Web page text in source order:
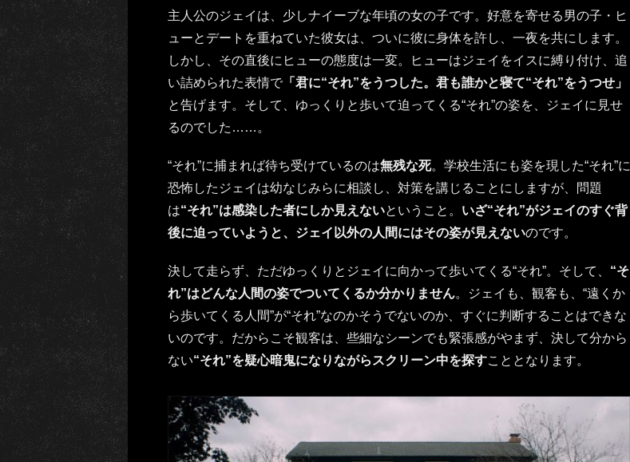
主人公のジェイは、少しナイーブな年頃の女の子です。好意を寄せる男の子・ヒ
ューとデートを重ねていた彼女は、ついに彼に身体を許し、一夜を共にします。
しかし、その直後にヒューの態度は一変。ヒューはジェイをイスに縛り付け、追
い詰められた表情で「君に“それ”をうつした。君も誰かと寝て“それ”をうつせ」
と告げます。そして、ゆっくりと歩いて迫ってくる“それ”の姿を、ジェイに見せ
るのでした……。
“それ”に捕まれば待ち受けているのは無残な死。学校生活にも姿を現した“それ”に
恐怖したジェイは幼なじみらに相談し、対策を講じることにしますが、問題
は“それ”は感染した者にしか見えないということ。 いざ“それ”がジェイのすぐ背
後に迫っていようと、ジェイ以外の人間にはその姿が見えないのです。
決して走らず、ただゆっくりとジェイに向かって歩いてくる“それ”。そして、 “そ
れ”はどんな人間の姿でついてくるか分かりません。ジェイも、観客も、“遠くか
ら歩いてくる人間”が“それ”なのかそうでないのか、すぐに判断することはできな
いのです。だからこそ観客は、些細なシーンでも緊張感がやまず、決して分から
ない“それ”を疑心暗鬼になりながらスクリーン中を探すこととなります。